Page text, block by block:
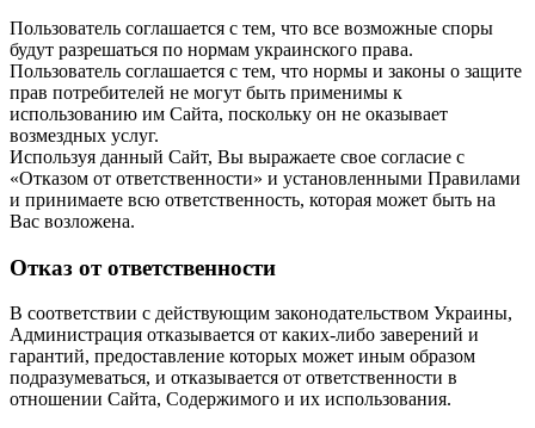
Пользователь соглашается с тем, что все возможные споры
будут разрешаться по нормам украинского права.
Пользователь соглашается с тем, что нормы и законы о защите
прав потребителей не могут быть применимы к
использованию им Сайта, поскольку он не оказывает
возмездных услуг.
Используя данный Сайт, Вы выражаете свое согласие с
«Отказом от ответственности» и установленными Правилами
и принимаете всю ответственность, которая может быть на
Вас возложена.
Отказ от ответственности
В соответствии с действующим законодательством Украины,
Администрация отказывается от каких-либо заверений и
гарантий, предоставление которых может иным образом
подразумеваться, и отказывается от ответственности в
отношении Сайта, Содержимого и их использования.